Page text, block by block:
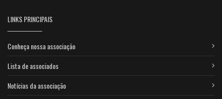
LINKS PRINCIPAIS
Conheça nossa associação
Lista de associados
Notícias da associação